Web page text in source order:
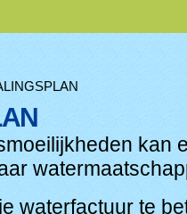
kan
waterfactuur te